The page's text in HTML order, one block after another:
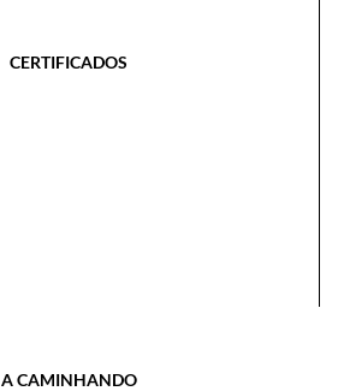
CERTIFICADOS
A CAMINHANDO